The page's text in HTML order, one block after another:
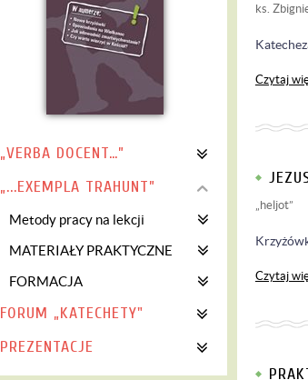
„VERBA DOCENT…”
„...EXEMPLA TRAHUNT”
Metody pracy na lekcji
MATERIAŁY PRAKTYCZNE
FORMACJA
FORUM „KATECHETY"
PREZENTACJE
ks.
Czytaj
„heljot”
Czytaj